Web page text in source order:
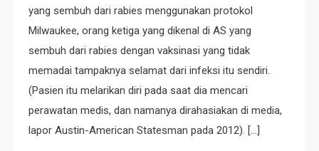
yang sembuh dari rabies menggunakan protokol
Milwaukee, orang ketiga yang dikenal di AS yang
sembuh dari rabies dengan vaksinasi yang tidak
memadai tampaknya selamat dari infeksi itu sendiri.
(Pasien itu melarikan diri pada saat dia mencari
perawatan medis, dan namanya dirahasiakan di media,
lapor Austin-American Statesman pada 2012). […]